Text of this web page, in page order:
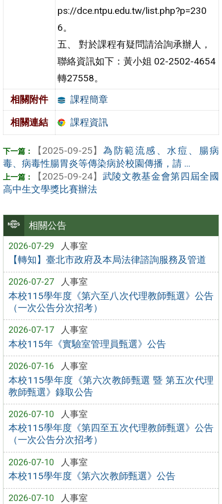
相關公告
2026-07-29 人事室
【轉知】臺北市政府及本局法律諮詢服務及管道
2026-07-27 人事室
本校115學年度《第六至八次代理教師甄選》公告
（一次公告分次招考）
2026-07-17 人事室
本校115年《實驗室管理員甄選》公告
2026-07-16 人事室
本校115學年度《第六次教師甄選 暨 第五次代理
教師甄選》錄取公告
2026-07-10 人事室
本校115學年度《第四至五次代理教師甄選》公告
（一次公告分次招考）
2026-07-10 人事室
本校115學年度《第六次教師甄選》公告
2026-07-10 人事室
ps://dce.ntpu.edu.tw/list.php?p=230
6。
五、 對於課程有疑問請洽詢承辦人，
聯絡資訊如下：黃小姐 02-2502-4654
轉27558。
相關附件
課程簡章
相關連結 課程資訊
【2025-09-25】 為防範流感、水痘、腸病
毒、病毒性腸胃炎等傳染病於校園傳播，請 ...
【2025-09-24】 武陵文教基金會第四屆全國
高中生文學獎比賽辦法